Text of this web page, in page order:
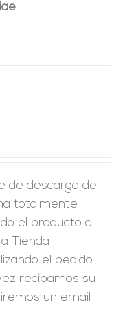
de descarga del
totalmente
el producto al
Tienda
el pedido
recibamos su
un email